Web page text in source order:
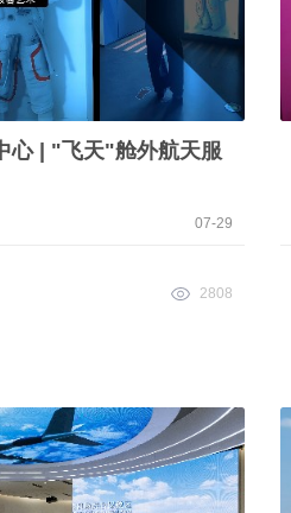
心 | "飞天"舱外航天服
07-29
2808